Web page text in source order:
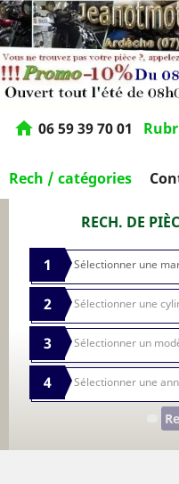
home 06 59 39 70 01
Rech / catégories
RECH. DE
1
2
3
4